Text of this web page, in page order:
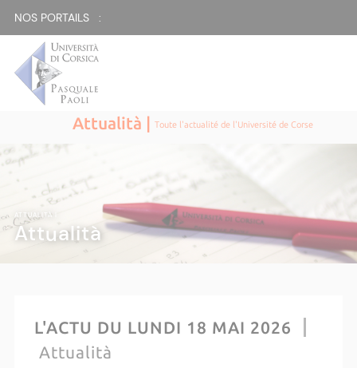
NOS PORTAILS :
Attualità |Toute l'actualité de l'Université de Corse
ATTUALITÀ |
Attualità
L'ACTU DU LUNDI 18 MAI 2026
Attualità